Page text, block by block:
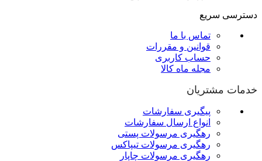
دسترسی سریع
تماس با ما
قوانین و مقررات
حساب کاربری
مجله ماه کالا
خدمات مشتریان
پیگیری سفارشات
انواع ارسال سفارشات
رهگیری مرسولات پستی
رهگیری مرسولات تیپاکس
رهگیری مرسولات چاپار